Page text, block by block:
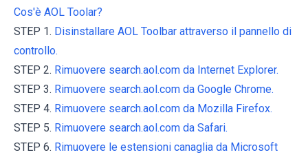
Cos'è AOL Toolar?
STEP 1. Disinstallare AOL Toolbar attraverso il pannello di
controllo.
STEP 2. Rimuovere search.aol.com da Internet Explorer.
STEP 3. Rimuovere search.aol.com da Google Chrome.
STEP 4. Rimuovere search.aol.com da Mozilla Firefox.
STEP 5. Rimuovere search.aol.com da Safari.
STEP 6. Rimuovere le estensioni canaglia da Microsoft